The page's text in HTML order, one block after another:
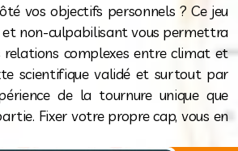
vos objectifs personnels ? Ce jeu
non-culpabilisant vous permettra
relations complexes entre climat et
scientifique validé et surtout par
de la tournure unique que
Fixer votre propre cap, vous en